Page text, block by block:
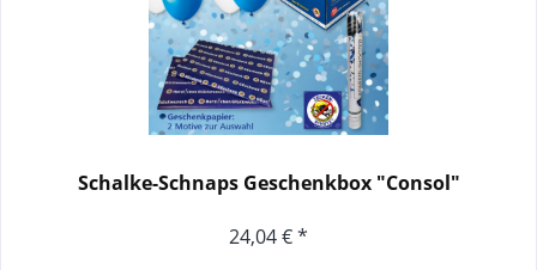
Schalke-Schnaps Geschenkbox "Consol"
24,04 € *